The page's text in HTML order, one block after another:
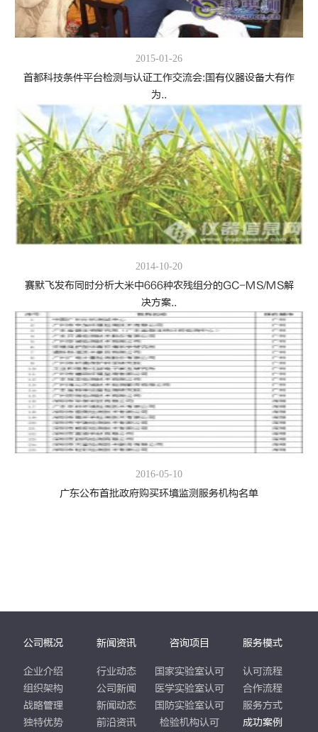
2015-01-26
首都科技条件平台检测与认证工作交流会:国有仪器设备大有作
为..
2014-10-20
赛默飞发布同时分析大米中666种农残组分的GC-MS/MS解
决方案..
2016-05-10
广东公布首批政府购买环境监测服务机构名单
公司概况
企业介绍
组织架构
战略管理
独特优势
新闻资讯
行业动态
公司新闻
新闻动态
前沿资讯
咨询项目
国家实验室认可
医学实验室认可
国防实验室认可
检验机构认可
服务模式
认可流程
合作流程
服务方式
成功案例